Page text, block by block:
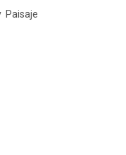
Paisaje